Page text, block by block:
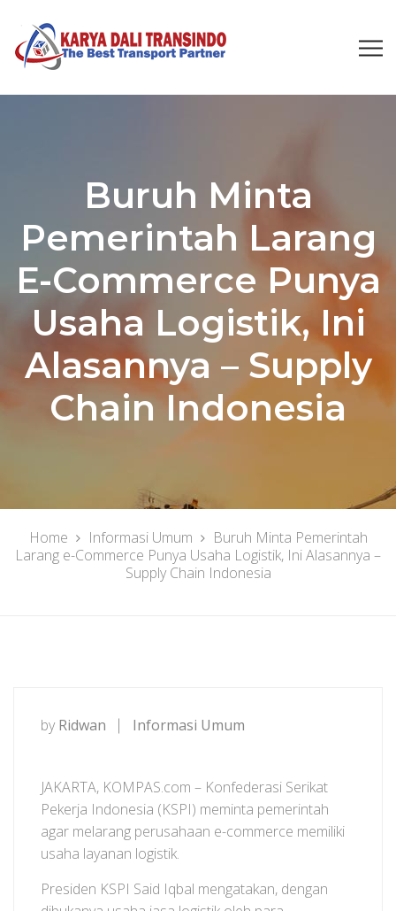
Buruh Minta
Pemerintah Larang
E-Commerce Punya
Usaha Logistik, Ini
Alasannya – Supply
Chain Indonesia
Home Informasi Umum
Buruh Minta Pemerintah
Larang e-Commerce Punya Usaha Logistik, Ini Alasannya –
Supply Chain Indonesia
by Ridwan Informasi Umum
JAKARTA, KOMPAS.com – Konfederasi Serikat
Pekerja Indonesia (KSPI) meminta pemerintah
agar melarang perusahaan e-commerce memiliki
usaha layanan logistik.
Presiden KSPI Said Iqbal mengatakan, dengan